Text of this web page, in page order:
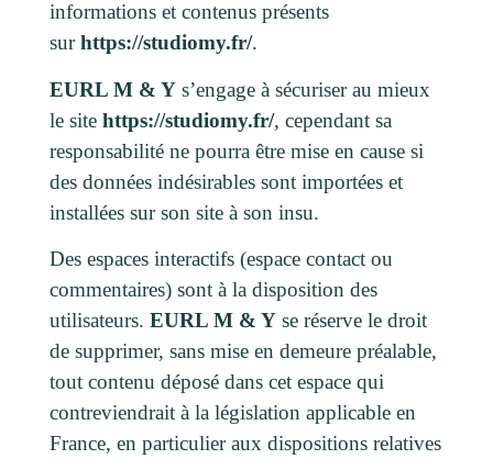
informations et contenus présents
surhttps://studiomy.fr/.
EURL M & Ys’engage à sécuriser au mieux
le site https://studiomy.fr/, cependant sa
responsabilité ne pourra être mise en cause si
des données indésirables sont importées et
installées sur son site à son insu.
Des espaces interactifs (espace contact ou
commentaires) sont à la disposition des
utilisateurs. EURL M & Yse réserve le droit
de supprimer, sans mise en demeure préalable,
tout contenu déposé dans cet espace qui
contreviendrait à la législation applicable en
France, en particulier aux dispositions relatives